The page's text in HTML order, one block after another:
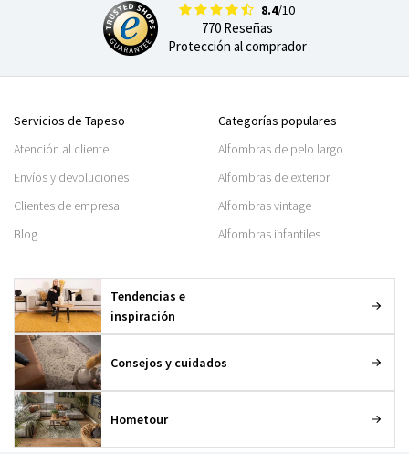
8.4/10
770 Reseñas
Protección al comprador
Servicios de Tapeso
Atención al cliente
Envíos y devoluciones
Clientes de empresa
Blog
Categorías populares
Alfombras de pelo largo
Alfombras de exterior
Alfombras vintage
Alfombras infantiles
Tendencias e
inspiración
Consejos y cuidados
Hometour